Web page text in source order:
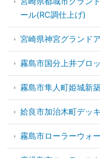
ール(RC調仕上げ)
宮崎県神宮グランド
霧島市国分上井ブロ
霧島市隼人町姫城新
姶良市加治木町デッ
霧島市ローラーウォ